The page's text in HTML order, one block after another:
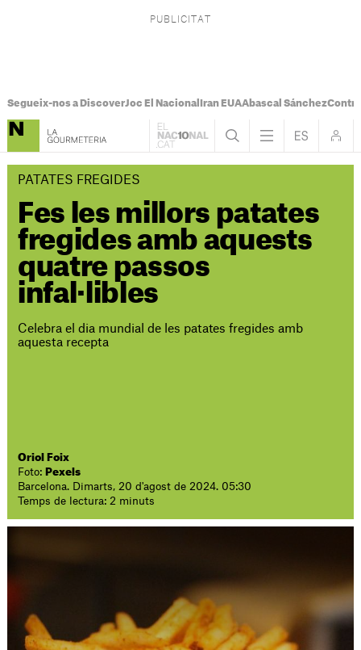
Segueix-nos a DiscoverJoc El Nacional Iran EUAAbascal Sánchez
PATATES FREGIDES
Fes les millors patates
fregides amb aquests
quatre passos
infal·libles
Celebra el dia mundial de les patates fregides amb
aquesta recepta
Oriol Foix
Foto: Pexels
Barcelona. Dimarts, 20 d'agost de 2024. 05:30
Temps de lectura: 2 minuts